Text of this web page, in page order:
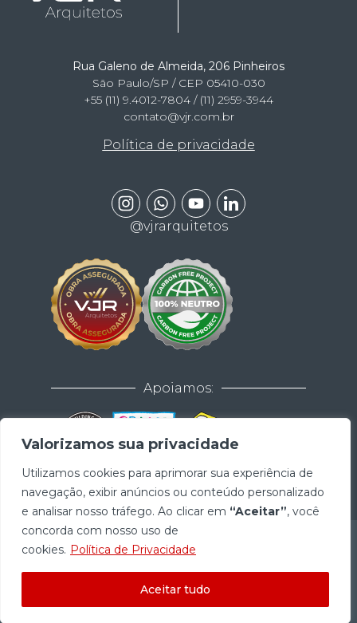
Valorizamos sua privacidade
Utilizamos cookies para aprimorar sua experiência de
navegação, exibir anúncios ou conteúdo personalizado
e analisar nosso tráfego. Ao clicar em “Aceitar”, você
concorda com nosso uso de
cookies. Política de Privacidade
Aceitar tudo
Rua Galeno de Almeida, 206 Pinheiros
São Paulo/SP / CEP 05410-030
+55 (11) 9.4012-7804 / (11) 2959-3944
contato@vjr.com.br
Política de privacidade
@vjrarquitetos
Apoiamos: